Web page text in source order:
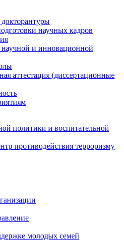
научных кадров
и инновационной
аттестация (диссертационные
политики и воспитательной
противодействия терроризму
молодых семей